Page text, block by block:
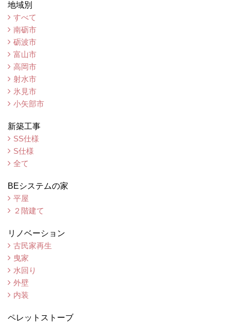
地域別
すべて
南砺市
砺波市
富山市
高岡市
射水市
氷見市
小矢部市
新築工事
SS仕様
S仕様
全て
BEシステムの家
平屋
２階建て
リノベーション
古民家再生
曳家
水回り
外壁
内装
ペレットストーブ